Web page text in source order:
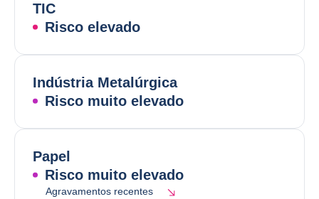
TIC
Risco elevado
Indústria Metalúrgica
Risco muito elevado
Papel
Risco muito elevado
Agravamentos recentes